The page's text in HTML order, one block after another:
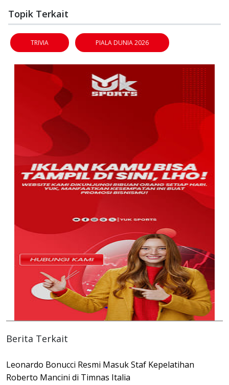
Topik Terkait
TRIVIA PIALA DUNIA 2026
Berita Terkait
Leonardo Bonucci Resmi Masuk Staf Kepelatihan
Roberto Mancini di Timnas Italia